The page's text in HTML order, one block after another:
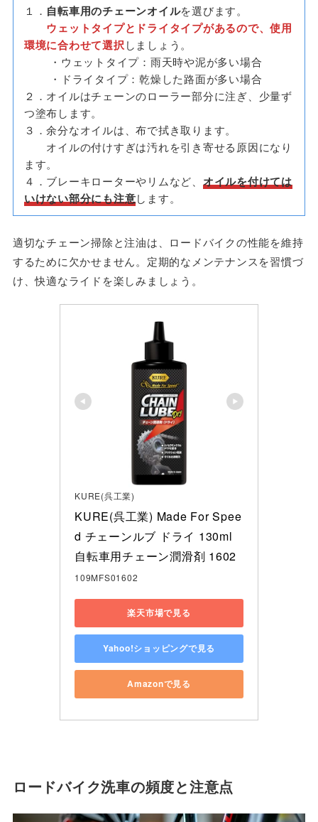
１． 自転車用のチェーンオイルを選びます。
ウェットタイプとドライタイプがあるので、使用
環境に合わせて選択しましょう。
・ウェットタイプ：雨天時や泥が多い場合
・ドライタイプ：乾燥した路面が多い場合
２．オイルはチェーンのローラー部分に注ぎ、少量ず
つ塗布します。
３．余分なオイルは、布で拭き取ります。
オイルの付けすぎは汚れを引き寄せる原因になり
ます。
４．ブレーキローターやリムなど、 オイルを付けては
いけない部分にも注意します。
適切なチェーン掃除と注油は、ロードバイクの性能を維持
するために欠かせません。定期的なメンテナンスを習慣づ
け、快適なライドを楽しみましょう。
KURE(呉工業)
KURE(呉工業) Made For Spee
d チェーンルブ ドライ 130ml
自転車用チェーン潤滑剤 1602
109MFS01602
楽天市場で見る
Yahoo!ショッピングで見る
Amazonで見る
ロードバイク洗車の頻度と注意点